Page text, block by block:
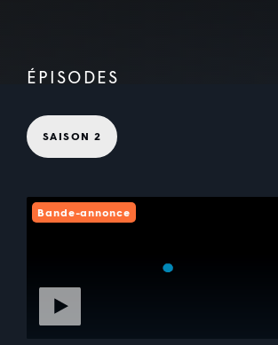
ÉPISODES
SAISON 2
Bande-annonce